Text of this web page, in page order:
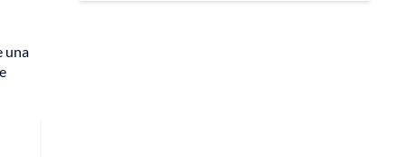
una